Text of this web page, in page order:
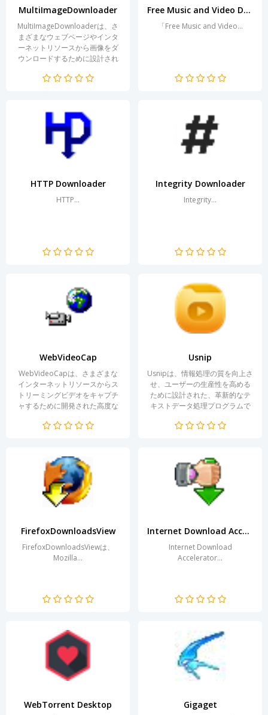
MultiImageDownloader
MultiImageDownloaderは、さ
まざまなウェブページやインタ
ーネットリソースから画像をダ
ウンロードするために設計され
ンプルで直感的なインターフェ
ラムのすべての機能を迅速に習
得できます。グラフィック素材
の作業効率を向上させる...
Free Music and Video Downloader
「Free Music and Video...
HTTP Downloader
HTTP...
Integrity Downloader
Integrity...
WebVideoCap
WebVideoCapは、さまざまな
インターネットリソースからス
トリーミングビデオをキャプチ
ャするために開発された高度な
ビデオを保存したい一般ユーザ
まで、欠かせないツールとなっ
ています。使いやすいインター
フェースと強力な機能により、
ユー...
Usnip
Usnipは、情報処理の質を向上さ
せ、ユーザーの生産性を高める
ために設計された、革新的なテ
キストデータ処理プログラムで
ータの分析と整理のプロセスを
とって欠かせないツールとなり
ます。Usnipは、使いやすさと強
力な機能を兼ね備えており、あ
ら...
FirefoxDownloadsView
FirefoxDownloadsViewは、
Mozilla...
Internet Download Accelerator Free
Internet Download
Accelerator...
WebTorrent Desktop Gigaget